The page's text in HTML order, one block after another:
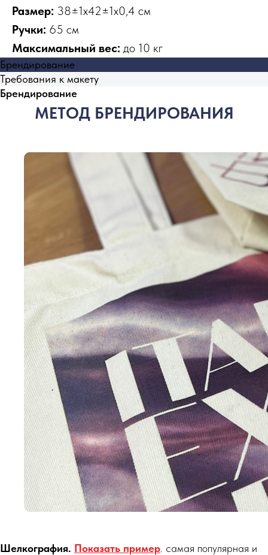
Размер: 38±1x42±1x0,4 см
Ручки: 65 см
Максимальный вес: до 10 кг
Брендирование
Требования к макету
Брендирование
МЕТОД БРЕНДИРОВАНИЯ
Шелкография. Показать пример . самая популярная и